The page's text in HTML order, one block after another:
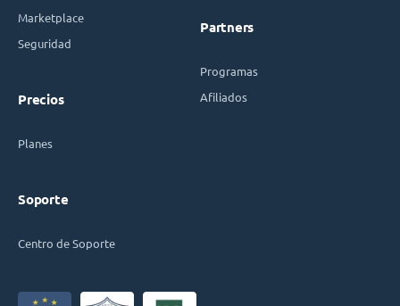
Marketplace
Seguridad
Precios
Planes
Soporte
Centro de Soporte
Partners
Programas
Afiliados